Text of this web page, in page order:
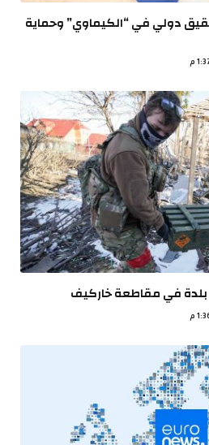
دولي في “الكيماوي” وحماية
في مقاطعة خاركيف